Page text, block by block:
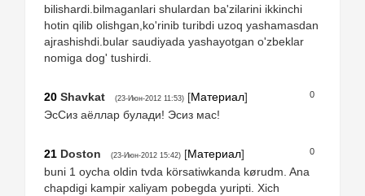
bilishardi.bilmaganlari shulardan ba'zilarini ikkinchi
hotin qilib olishgan,ko'rinib turibdi uzoq yashamasdan
ajrashishdi.bular saudiyada yashayotgan o'zbeklar
nomiga dog' tushirdi.
0
20 Shavkat (23-Июн-2012 11:53) [Материал]
ЭсСиз аёллар булади! Эсиз мас!
0
21 Doston (23-Июн-2012 15:42) [Материал]
buni 1 oycha oldin tvda körsatiwkanda kørudm. Ana
chapdigi kampir xaliyam pobegda yuripti. Xich